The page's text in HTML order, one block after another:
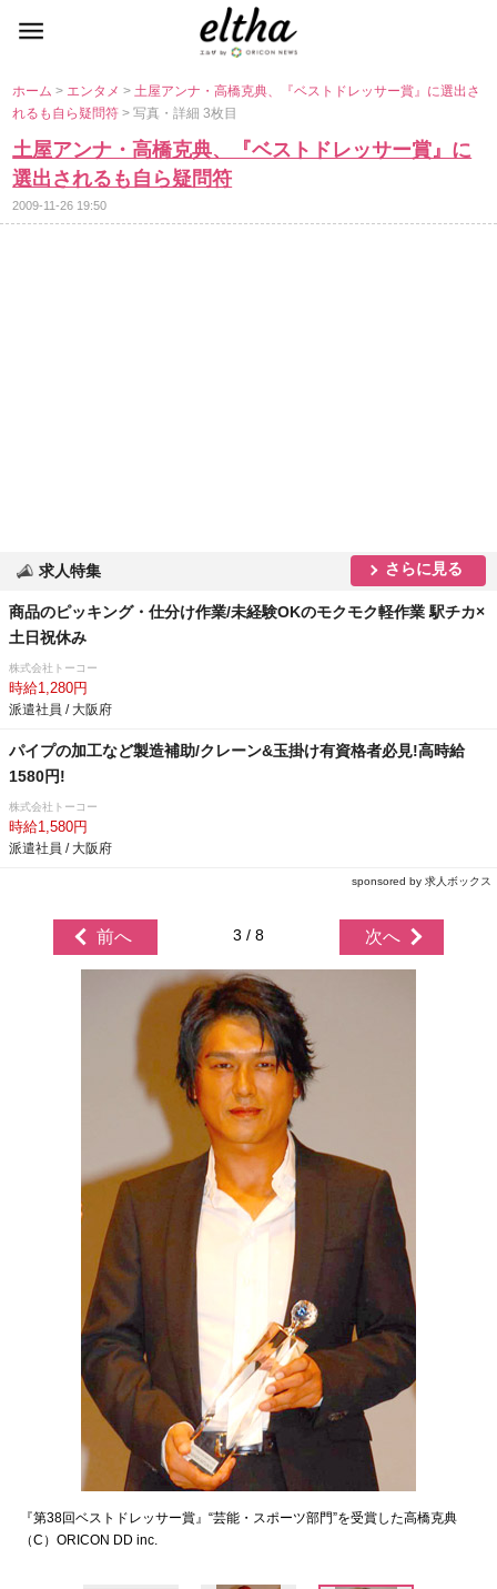
ホーム> エンタメ>土屋アンナ・高橋克典、『ベストドレッサー賞』に選出さ
れるも自ら疑問符> 写真・詳細 3枚目
土屋アンナ・高橋克典、『ベストドレッサー賞』に
選出されるも自ら疑問符
2009-11-26 19:50
求人特集 さらに見る
商品のピッキング・仕分け作業/未経験OKのモクモク軽作業 駅チカ×
土日祝休み
株式会社トーコー
時給1,280円
派遣社員 / 大阪府
パイプの加工など製造補助/クレーン&玉掛け有資格者必見!高時給
1580円!
株式会社トーコー
時給1,580円
派遣社員 / 大阪府
sponsored by 求人ボックス
前へ 3 / 8 次へ
『第38回ベストドレッサー賞』“芸能・スポーツ部門”を受賞した高橋克典
（C）ORICON DD inc.